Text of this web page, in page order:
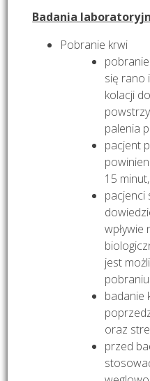
Badania
Pobranie krwi
się rano
kolacji
palenia
pacjent
15 minut,
pacjenci
wpływie
jest
badanie
oraz
przed